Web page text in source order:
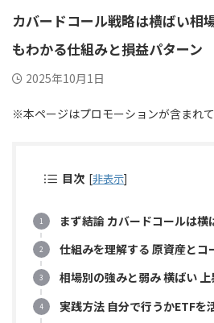
カバードコール戦略は横ばい相
もわかる仕組みと損益パターン
2025年10月1日
※本ページはプロモーションが含まれて
目次 [非表示]
まず結論 カバードコールは
仕組みを理解する 原資産とコ
相場別の強みと弱み 横ばい
実践方法 自分で行うかETFを